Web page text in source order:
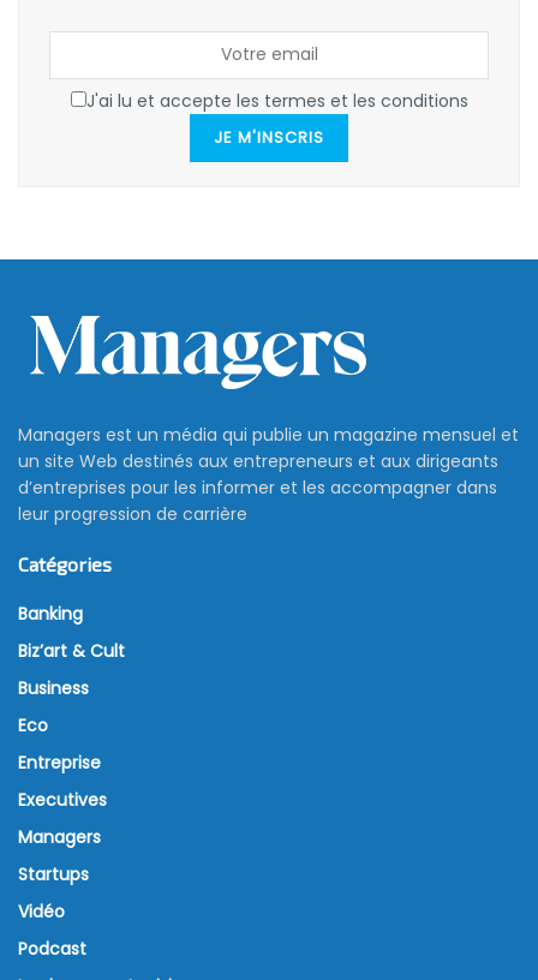
J'ai lu et accepte les termes et les conditions
JE M'INSCRIS
Managers est un média qui publie un magazine mensuel et
un site Web destinés aux entrepreneurs et aux dirigeants
d’entreprises pour les informer et les accompagner dans
leur progression de carrière
Catégories
Banking
Biz’art & Cult
Business
Eco
Entreprise
Executives
Managers
Startups
Vidéo
Podcast